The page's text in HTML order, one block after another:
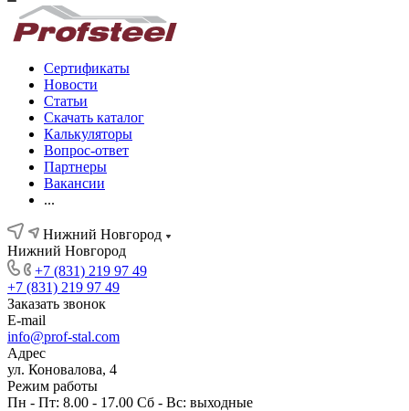
Сертификаты
Новости
Статьи
Скачать каталог
Калькуляторы
Вопрос-ответ
Партнеры
Вакансии
...
Нижний Новгород
Нижний Новгород
+7 (831) 219 97 49
+7 (831) 219 97 49
Заказать звонок
E-mail
info@prof-stal.com
Адрес
ул. Коновалова, 4
Режим работы
Пн - Пт: 8.00 - 17.00 Сб - Вс: выходные